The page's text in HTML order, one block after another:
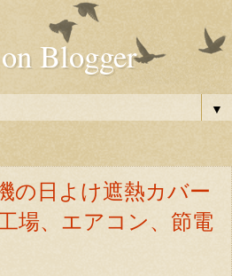
Blogger
▼
の日よけ遮熱カバー
場、エアコン、節電